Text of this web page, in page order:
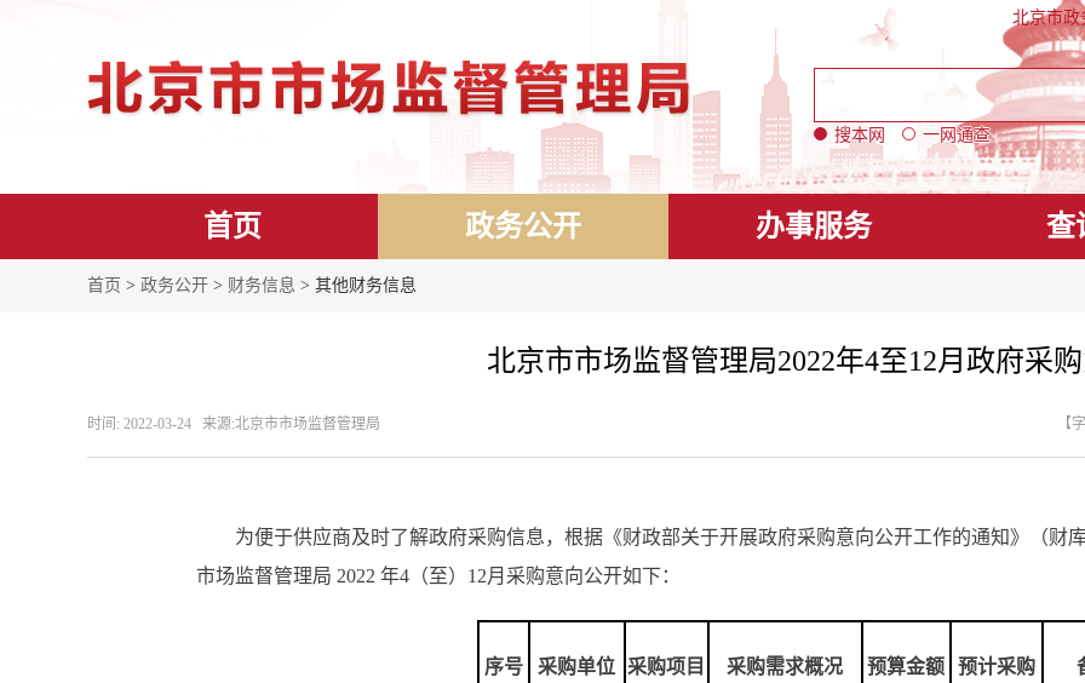
北京市政
搜本网 一网通查
首页 政务公开 办事服务 查
首页 > 政务公开 > 财务信息 > 其他财务信息
北京市市场监督管理局2022年4至12月政府采
时间: 2022-03-24 来源: ​北京市市场监督管理局 【
为便于供应商及时了解政府采购信息，根据《财政部关于开展政府采购意向公开工作的通知》（财
市场监督管理局 2022 年4（至）12月采购意向公开如下：
序号
采购单位
采购项目
采购需求概况
预算金额
预计采购